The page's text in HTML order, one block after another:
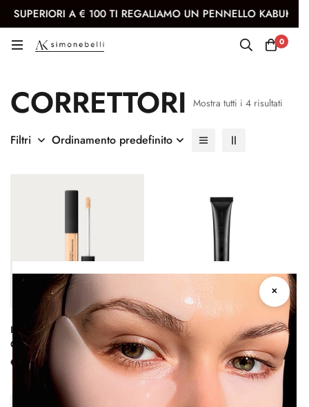
A € 100 TI REGALIAMO UN PENNELLO KABUKI
0
CORRETTORI Mostra tutti i 4 risultati
Filtri Ordinamento predefinito
Illuminating Concealer |
Correttore liquido Illuminante
€ 28.00
Secret Eye Cream | Contorno
Occhi Illuminante SPF 30
€32.00
✕